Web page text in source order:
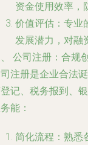
资金使用效率，
价值评估 ：专
发展潜力，对融
公司注册：合规
注册是企业合法
记、税务报到、
能：
简化流程 ：熟